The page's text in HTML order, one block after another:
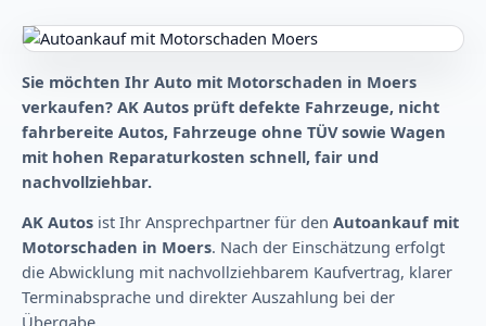
Sie möchten Ihr Auto mit Motorschaden in Moers
verkaufen? AK Autos prüft defekte Fahrzeuge, nicht
fahrbereite Autos, Fahrzeuge ohne TÜV sowie Wagen
mit hohen Reparaturkosten schnell, fair und
nachvollziehbar.
AK Autos ist Ihr Ansprechpartner für den Autoankauf mit
Motorschaden in Moers. Nach der Einschätzung erfolgt
die Abwicklung mit nachvollziehbarem Kaufvertrag, klarer
Terminabsprache und direkter Auszahlung bei der
Übergabe.